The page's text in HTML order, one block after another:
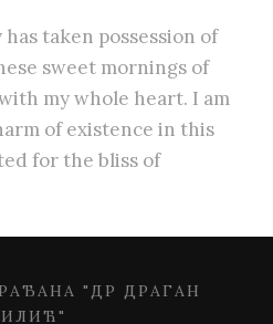
taken possession of
sweet mornings of
my whole heart. I am
of existence in this
for the bliss of
"ДР ДРАГАН